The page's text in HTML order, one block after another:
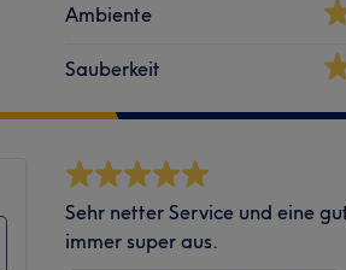
Ambiente
Sauberkeit
Sehr netter Service und eine
immer super aus.